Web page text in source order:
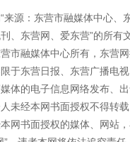
源：东营市融媒体中心、
、东营网、爱东营”的所有
市融媒体中心所有，东营
于东营日报、东营广播电视
体的电子信息网络发布、
未经本网书面授权不得转
网书面授权的媒体、网站